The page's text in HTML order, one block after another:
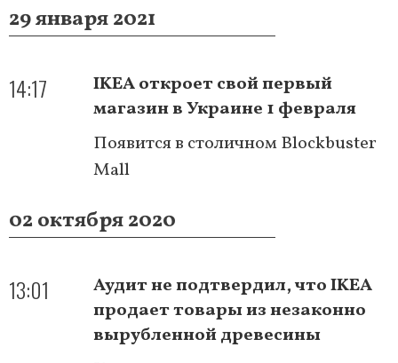
29 января 2021
14:17
IKEA откроет свой первый
магазин в Украине 1 февраля
Появится в столичном Blockbuster
Mall
02 октября 2020
13:01
Аудит не подтвердил, что IKEA
продает товары из незаконно
вырубленной древесины